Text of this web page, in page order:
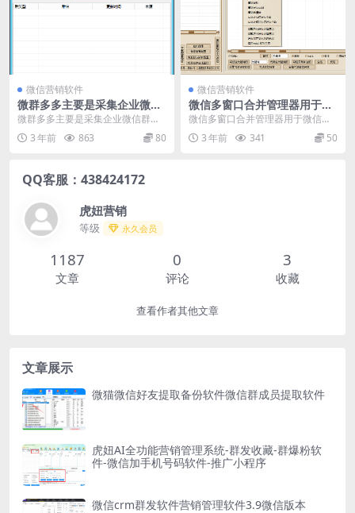
微信营销软件
微群多多主要是采集企业微信
群二维码和普通微信群二维码
的营销工具
微群多多主要是采集企业微信群二
维码和普通微信群二维码的营销工
具 3 年前 863 80
微信营销软件
微信多窗口合并管理器用于微
信协助办公
微信多窗口合并管理器用于微信协
助办公，可大大提高工作效率！合
理使用软件可以为您节...
3 年前 341 50
QQ客服：438424172
虎妞营销
等级 永久会员
1187
文章
0
评论
3
收藏
查看作者其他文章
文章展示
微猫微信好友提取备份软件微信群成员提取软件
虎妞AI全功能营销管理系统-群发收藏-群爆粉软
件-微信加手机号码软件-推广小程序
微信crm群发软件营销管理软件3.9微信版本